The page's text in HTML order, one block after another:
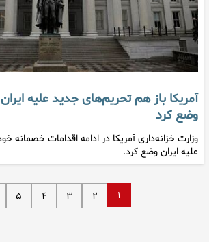
آمریکا باز هم تحریم‌های جدید علیه ایران
وضع کرد
وزارت خزانه‌داری آمریکا در ادامه اقدامات خصمانه
علیه ایران وضع کرد.
۱ ۲ ۳ ۴ ۵